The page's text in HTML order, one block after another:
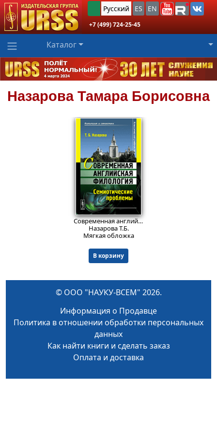
Русский ES EN
+7 (499) 724-25-45
Каталог
Назарова Тамара Борисовна
758₽
Современная английская филология: Семиотические проблемы.
Назарова Т.Б.
Мягкая обложка
В корзину
© ООО "НАУКУ-ВСЕМ" 2026.
Информация о Продавце
Политика в отношении обработки персональных
данных
Как найти книги и сделать заказ
Оплата и доставка